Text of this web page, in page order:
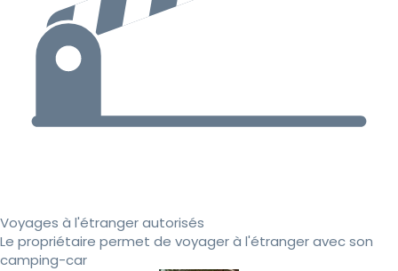
Voyages à l'étranger autorisés
Le propriétaire permet de voyager à l'étranger avec son
camping-car